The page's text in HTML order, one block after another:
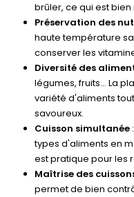
brûler, ce qui est
Préservation des
haute température
conserver les
Diversité des
légumes, fruits... La
variété d'aliments
savoureux.
Cuisson simultanée
types d'aliments en
est pratique pour les
Maîtrise des
permet de bien